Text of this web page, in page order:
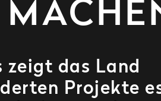
das Land
Projekte